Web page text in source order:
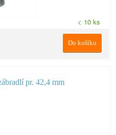
< 10 ks
Do košíku
pr. 42,4 mm